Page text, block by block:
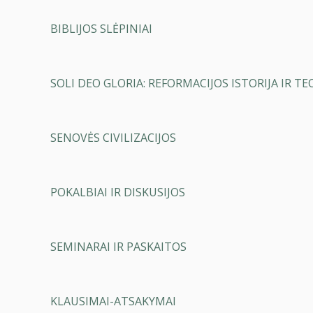
BIBLIJOS SLĖPINIAI
SOLI DEO GLORIA: REFORMACIJOS ISTORIJA IR
SENOVĖS CIVILIZACIJOS
POKALBIAI IR DISKUSIJOS
SEMINARAI IR PASKAITOS
KLAUSIMAI-ATSAKYMAI